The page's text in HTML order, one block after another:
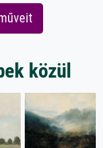
közül